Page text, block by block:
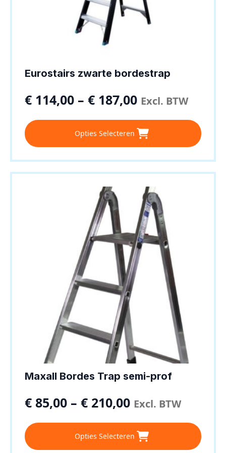
Eurostairs zwarte bordestrap
€ 114,00 – € 187,00 Excl. BTW
Opties Selecteren
Dit
product
heeft
meerdere
variaties.
productpagina
Maxall Bordes Trap semi-prof
€ 85,00 – € 210,00 Excl. BTW
Opties Selecteren
Dit
product
heeft